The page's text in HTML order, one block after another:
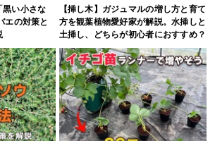
黒い小さな
エの対策と
【挿し木】ガジュマルの増し方と育て
方を観葉植物愛好家が解説。水挿しと
土挿し、どちらが初心者におすすめ？